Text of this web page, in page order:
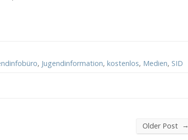
, Jugendinformation, kostenlos, Medien, SID
Older Post →